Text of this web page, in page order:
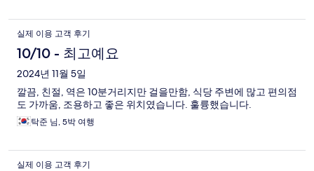
실제 이용 고객 후기
10/10 - 최고예요
2024년 11월 5일
깔끔, 친절, 역은 10분거리지만 걸을만함, 식당 주변에 많고 편의점
도 가까움, 조용하고 좋은 위치였습니다. 훌륭했습니다.
탁준 님, 5박 여행
실제 이용 고객 후기